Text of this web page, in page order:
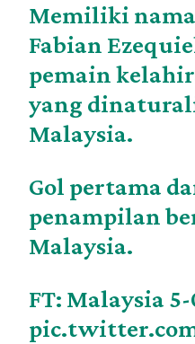
Memiliki
Fabian
pemain
yang
Malaysia.
Gol pertama
penampilan
Malaysia.
FT: Malaysia 5-